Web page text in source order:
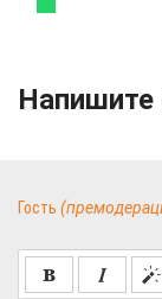
Напишите
Гость